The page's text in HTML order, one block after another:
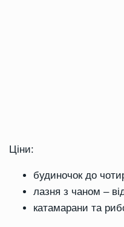
Ціни:
будиночок до
лазня з чаном –
катамарани та